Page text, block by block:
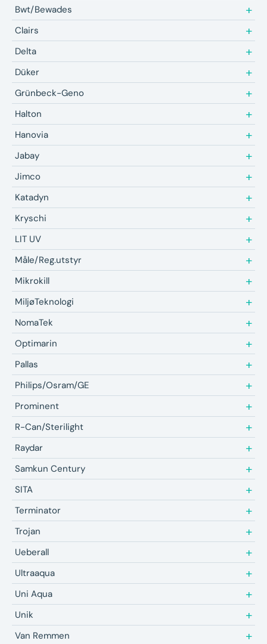
Bwt/Bewades
Clairs
Delta
Düker
Grünbeck-Geno
Halton
Hanovia
Jabay
Jimco
Katadyn
Kryschi
LIT UV
Måle/Reg.utstyr
Mikrokill
MiljøTeknologi
NomaTek
Optimarin
Pallas
Philips/Osram/GE
Prominent
R-Can/Sterilight
Raydar
Samkun Century
SITA
Terminator
Trojan
Ueberall
Ultraaqua
Uni Aqua
Unik
Van Remmen